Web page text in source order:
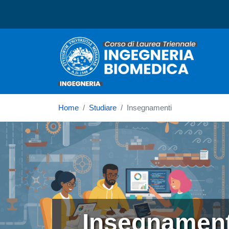
Corso di laurea in
Home Studiare Insegnamenti
Immagine